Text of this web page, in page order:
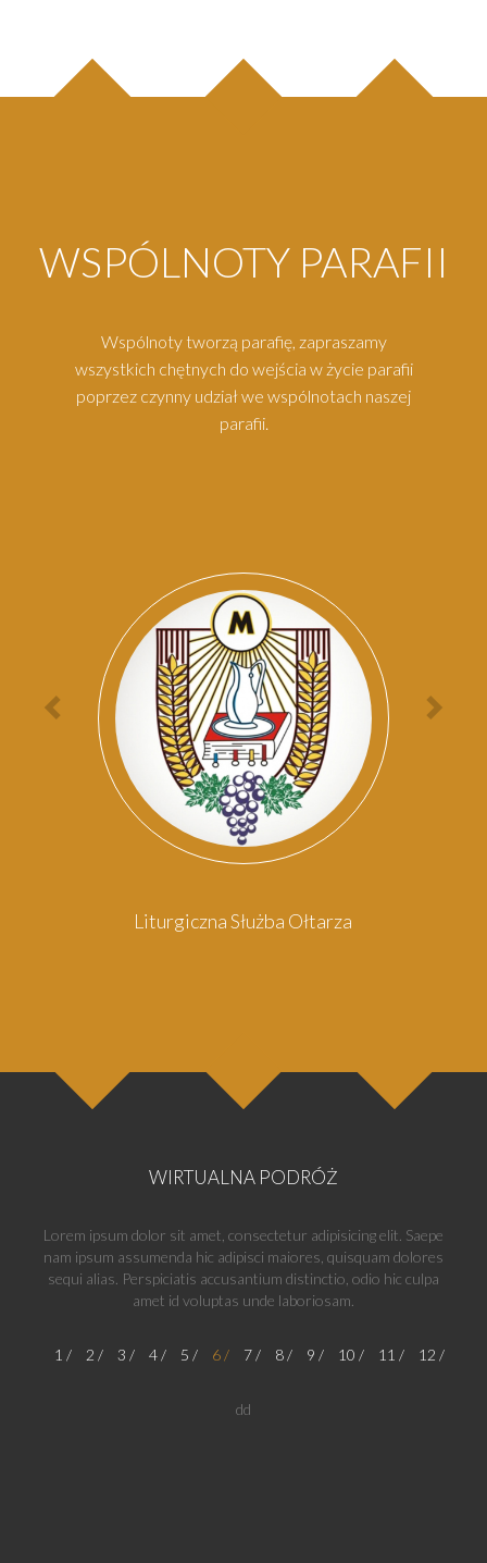
WSPÓLNOTY PARAFII
Wspólnoty tworzą parafię, zapraszamy
wszystkich chętnych do wejścia w życie parafii
poprzez czynny udział we wspólnotach naszej
parafii.
Poprzednia
osoba
Liturgiczna Służba Ołtarza
WIRTUALNA PODRÓŻ
Lorem ipsum dolor sit amet, consectetur adipisicing elit. Saepe
nam ipsum assumenda hic adipisci maiores, quisquam dolores
sequi alias. Perspiciatis accusantium distinctio, odio hic culpa
amet id voluptas unde laboriosam.
1 2 3 4 5 6 7 8 9 10 11 12
dd